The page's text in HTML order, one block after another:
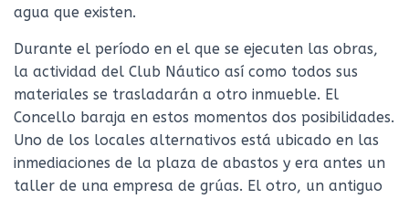
agua que existen.
Durante el período en el que se ejecuten las obras,
la actividad del Club Náutico así como todos sus
materiales se trasladarán a otro inmueble. El
Concello baraja en estos momentos dos posibilidades.
Uno de los locales alternativos está ubicado en las
inmediaciones de la plaza de abastos y era antes un
taller de una empresa de grúas. El otro, un antiguo